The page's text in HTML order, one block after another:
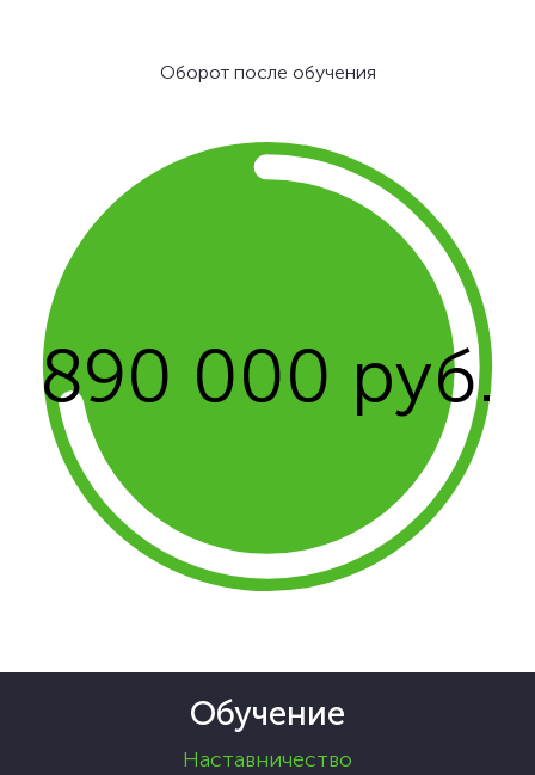
Оборот после обучения
890 000 руб.
Обучение
Наставничество